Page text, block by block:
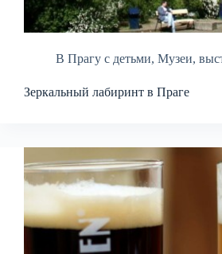
В Прагу с детьми, Музеи,
Зеркальный лабиринт в Праге